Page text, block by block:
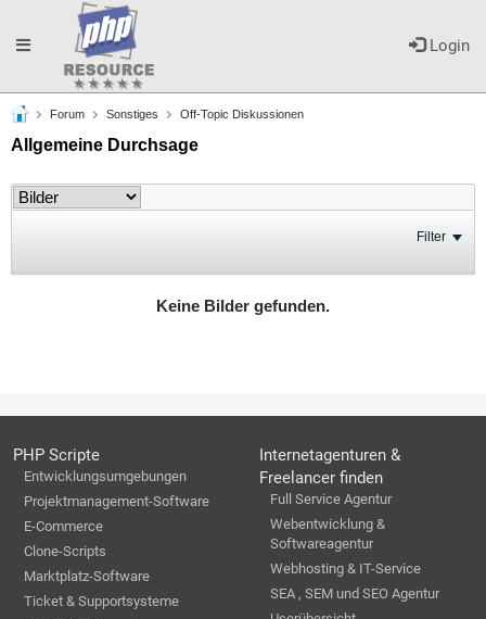
Login
Toggle
navigation
Forum Sonstiges Off-Topic Diskussionen
Allgemeine Durchsage
Filter
Keine Bilder gefunden.
PHP Scripte
Entwicklungsumgebungen
Projektmanagement-Software
E-Commerce
Clone-Scripts
Marktplatz-Software
Ticket & Supportsysteme
Internetagenturen &
Freelancer finden
Full Service Agentur
Webentwicklung &
Softwareagentur
Webhosting & IT-Service
SEA , SEM und SEO Agentur